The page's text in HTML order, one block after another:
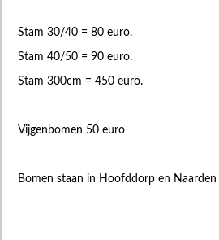
Stam 30/40 = 80 euro.
Stam 40/50 = 90 euro.
Stam 300cm = 450 euro.
Vijgenbomen 50 euro
Bomen staan in Hoofddorp en Naarden